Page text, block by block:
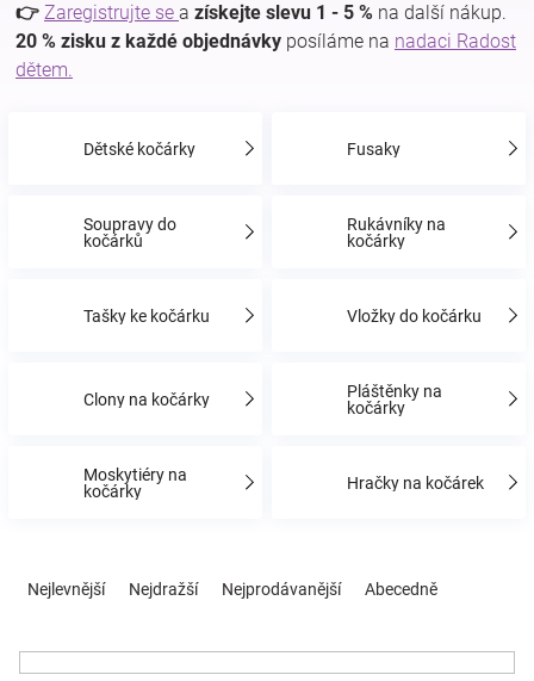
a
kojenecká
oblečení
👉 Zaregistrujte se a získejte slevu 1 - 5 % na další nákup.
20 % zisku z každé objednávky posíláme na nadaci Radost
dětem.
Dětské kočárky Fusaky
Soupravy do
kočárků
Rukávníky na
kočárky
Tašky ke kočárku Vložky do kočárku
Clony na kočárky
Pláštěnky na
kočárky
Moskytiéry na
kočárky
Hračky na kočárek
Nejlevnější Nejdražší Nejprodávanější Abecedně